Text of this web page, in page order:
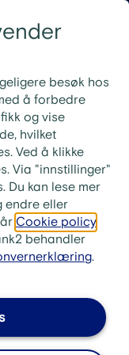
besøk hos
å forbedre
og vise
hvilket
Ved å klikke
Via "innstillinger"
Du kan lese mer
endre eller
Cookie policy
behandler
.
på lån
må du bruke
Ønsker du i
skriv «Til
i stedet for
deg som
din, ikke bare
sikkerhet,
banker sier